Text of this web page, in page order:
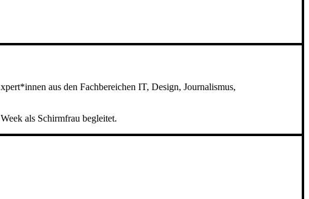
aus den Fachbereichen IT, Design, Journalismus,
als Schirmfrau begleitet.